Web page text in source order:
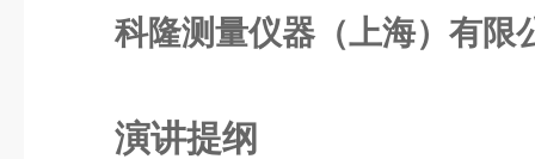
科隆测量仪器（上海）有限
演讲提纲